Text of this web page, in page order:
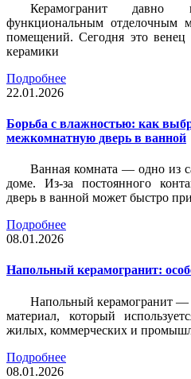
Керамогранит давно
функциональным отделочным
помещений. Сегодня это
керамики
Подробнее
22.01.2026
Борьба с влажностью: как
межкомнатную дверь в ванной
Ванная комната — одно из
доме. Из-за постоянного
дверь в ванной может быстро
Подробнее
08.01.2026
Напольный керамогранит:
Напольный керамогранит —
материал, который
жилых, коммерческих и
Подробнее
08.01.2026